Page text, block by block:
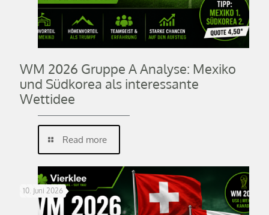
WM 2026 Gruppe A Analyse: Mexiko
und Südkorea als interessante
Wettidee
Read more
10. Juni 2026